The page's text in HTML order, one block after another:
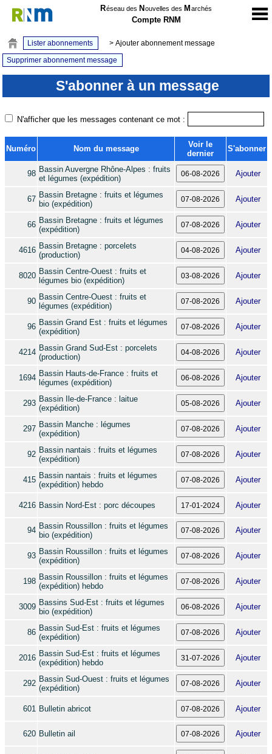
Réseau des N ouvelles des M archés
Compte RNM
Lister abonnements
> Ajouter abonnement message
Supprimer abonnement message
S'abonner à un message
N'afficher que les messages contenant ce mot :
Numéro Nom du message
Voir le
dernier
S'abonner
98 Bassin Auvergne Rhône-Alpes : fruits
et légumes (expédition)
Ajouter
67 Bassin Bretagne : fruits et légumes
bio (expédition)
Ajouter
66 Bassin Bretagne : fruits et légumes
(expédition)
Ajouter
4616 Bassin Bretagne : porcelets
(production)
Ajouter
8020 Bassin Centre-Ouest : fruits et
légumes bio (expédition)
Ajouter
90 Bassin Centre-Ouest : fruits et
légumes (expédition)
Ajouter
96 Bassin Grand Est : fruits et légumes
(expédition)
Ajouter
4214 Bassin Grand Sud-Est : porcelets
(production)
Ajouter
1694 Bassin Hauts-de-France : fruits et
légumes (expédition)
Ajouter
293 Bassin Ile-de-France : laitue
(expédition)
Ajouter
297 Bassin Manche : légumes
(expédition)
Ajouter
92 Bassin nantais : fruits et légumes
(expédition)
Ajouter
415 Bassin nantais : fruits et légumes
(expédition) hebdo
Ajouter
4216 Bassin Nord-Est : porc découpes Ajouter
94 Bassin Roussillon : fruits et légumes
bio (expédition)
Ajouter
93 Bassin Roussillon : fruits et légumes
(expédition)
Ajouter
198 Bassin Roussillon : fruits et légumes
(expédition) hebdo
Ajouter
3009 Bassins Sud-Est : fruits et légumes
bio (expédition)
Ajouter
86 Bassin Sud-Est : fruits et légumes
(expédition)
Ajouter
2016 Bassin Sud-Est : fruits et légumes
(expédition) hebdo
Ajouter
292 Bassin Sud-Ouest : fruits et légumes
(expédition)
Ajouter
601 Bulletin abricot Ajouter
620 Bulletin ail Ajouter